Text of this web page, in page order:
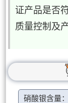
证产品是否
质量控制及
硝酸银含量